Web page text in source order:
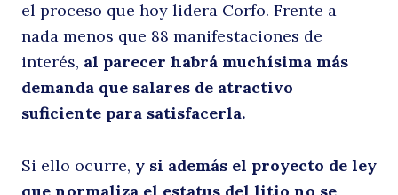
el proceso que hoy lidera Corfo. Frente a
nada menos que 88 manifestaciones de
interés, al parecer habrá muchísima más
demanda que salares de atractivo
suficiente para satisfacerla.
Si ello ocurre, y si además el proyecto de ley